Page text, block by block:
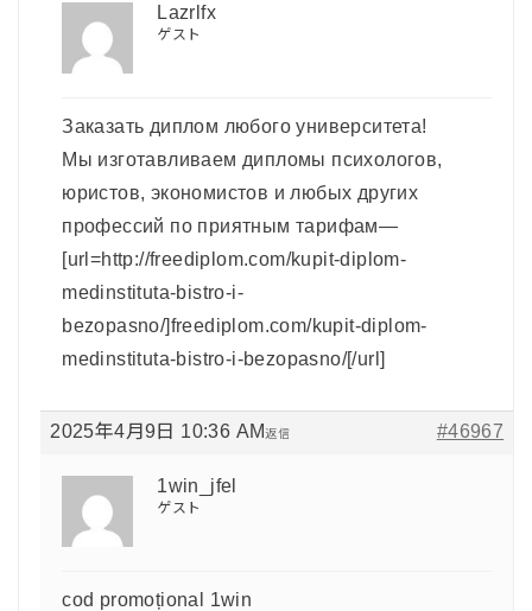
Lazrlfx
ゲスト
Заказать диплом любого университета!
Мы изготавливаем дипломы психологов,
юристов, экономистов и любых других
профессий по приятным тарифам—
[url=http://freediplom.com/kupit-diplom-
medinstituta-bistro-i-
bezopasno/]freediplom.com/kupit-diplom-
medinstituta-bistro-i-bezopasno/[/url]
2025年4月9日 10:36 AM #46967
返信
1win_jfel
ゲスト
cod promoțional 1win